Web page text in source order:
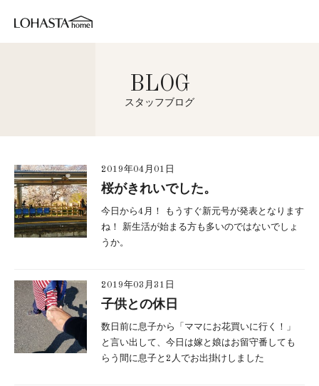
BLOG
スタッフブログ
2019年04月01日
桜がきれいでした。
今日から4月！ もうすぐ新元号が発表となります
ね！ 新生活が始まる方も多いのではないでしょ
うか。
2019年03月31日
子供との休日
数日前に息子から「ママにお花買いに行く！」
と言い出して、今日は嫁と娘はお留守番しても
らう間に息子と2人でお出掛けしました